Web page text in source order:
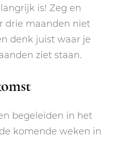
is! Zeg en
drie maanden niet
denk juist waar je
ziet staan.
begeleiden in het
komende weken in